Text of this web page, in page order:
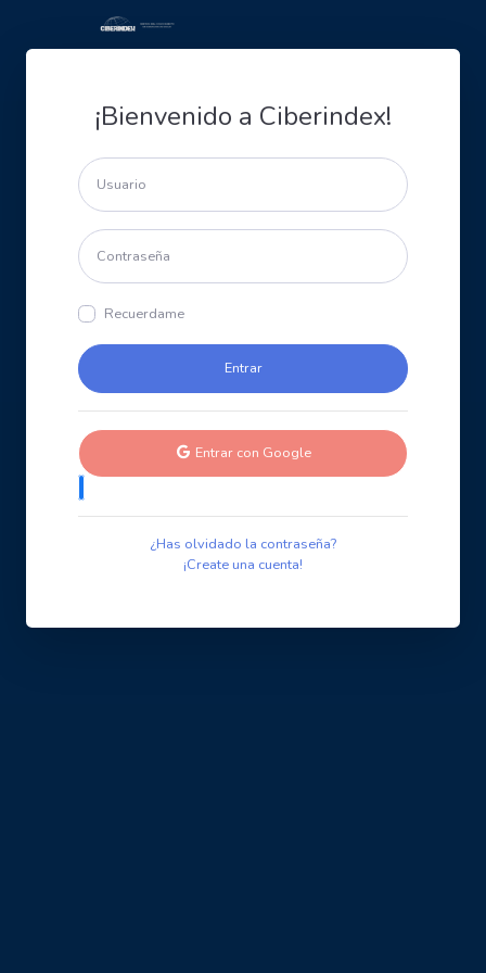
¡Bienvenido a Ciberindex!
Recuerdame
Entrar con Google
¿Has olvidado la contraseña?
¡Create una cuenta!